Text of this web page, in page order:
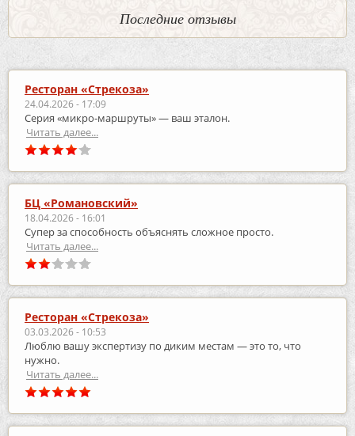
Последние отзывы
Ресторан «Стрекоза»
24.04.2026 - 17:09
Серия «микро‑маршруты» — ваш эталон.
Читать далее...
БЦ «Романовский»
18.04.2026 - 16:01
Супер за способность объяснять сложное просто.
Читать далее...
Ресторан «Стрекоза»
03.03.2026 - 10:53
Люблю вашу экспертизу по диким местам — это то, что
нужно.
Читать далее...